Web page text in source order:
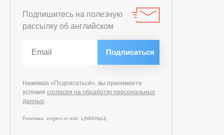
Подпишитесь на полезную
рассылку об английском
Нажимая «Подписаться», вы принимаете
условия согласия на обработку персональных
данных
Реклама. englex.ru erid: LjN8KNqUj